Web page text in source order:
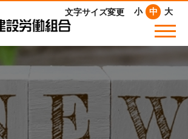
文字サイズ変更 小 中 大